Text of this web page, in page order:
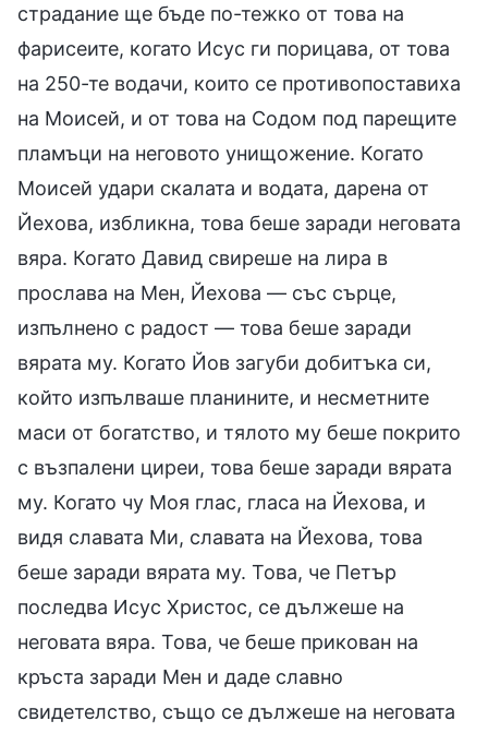
страдание ще бъде по-тежко от това на
фарисеите, когато Исус ги порицава, от това
на 250-те водачи, които се противопоставиха
на Моисей, и от това на Содом под парещите
пламъци на неговото унищожение. Когато
Моисей удари скалата и водата, дарена от
Йехова, избликна, това беше заради неговата
вяра. Когато Давид свиреше на лира в
прослава на Мен, Йехова — със сърце,
изпълнено с радост — това беше заради
вярата му. Когато Йов загуби добитъка си,
който изпълваше планините, и несметните
маси от богатство, и тялото му беше покрито
с възпалени циреи, това беше заради вярата
му. Когато чу Моя глас, гласа на Йехова, и
видя славата Ми, славата на Йехова, това
беше заради вярата му. Това, че Петър
последва Исус Христос, се дължеше на
неговата вяра. Това, че беше прикован на
кръста заради Мен и даде славно
свидетелство, също се дължеше на неговата